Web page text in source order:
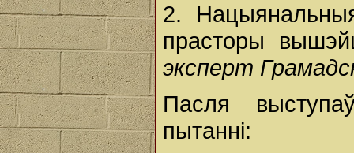
2.
прасторы
эксперт
Пасля
пытанні: